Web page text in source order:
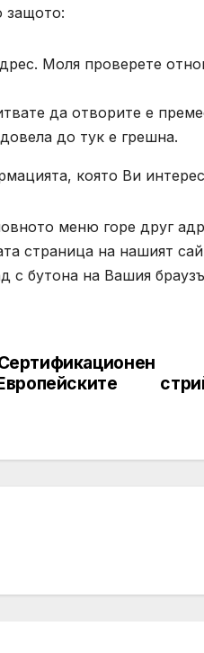
защото:
Моля проверете
да отворите е
до тук е грешна.
която Ви
меню горе друг
страница на нашият
с бутона на Вашия